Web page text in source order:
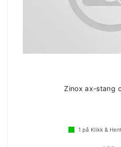
Zinox ax-stang
1 på Klikk &